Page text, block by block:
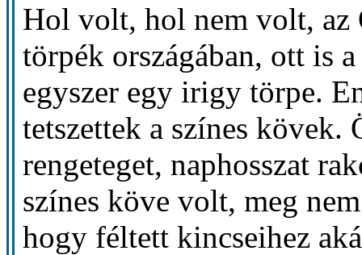
Hol volt, hol nem volt, az
törpék országában, ott is
egyszer egy irigy törpe.
tetszettek a színes
rengeteget, naphosszat
színes köve volt, meg
hogy féltett kincseihez